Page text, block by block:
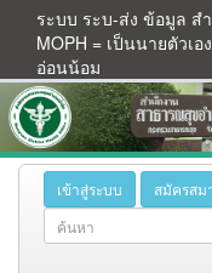
ระบบ ระบ-ส่ง ข้อมูล
MOPH = เป็นนายตัวเ
อ่อนน้อม
เข้าสู่ระบบ สมัครสม